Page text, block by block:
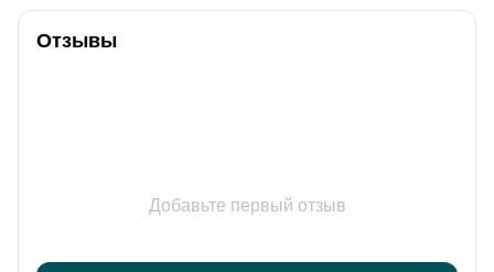
Отзывы
Добавьте первый отзыв